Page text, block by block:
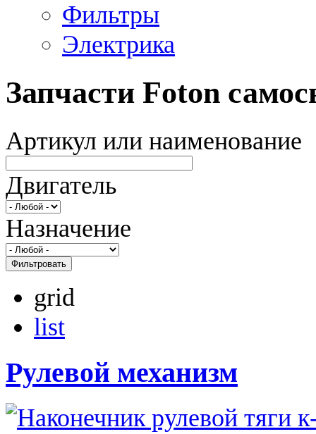
Фильтры
Электрика
Запчасти Foton
Артикул или наименование
Двигатель
Назначение
Фильтровать
grid
list
Рулевой механизм